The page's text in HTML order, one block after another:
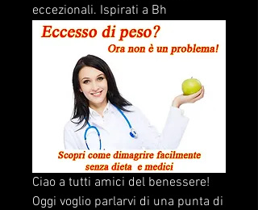
eccezionali. Ispirati a Bh
Ciao a tutti amici del benessere!
Oggi voglio parlarvi di una punta di